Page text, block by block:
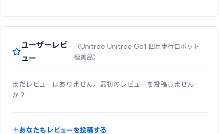
ユーザーレビ
ュー
（Unitree Unitree Go1 四足歩行ロボット
極美品）
まだレビューはありません。最初のレビューを投稿しません
か？
あなたもレビューを投稿する